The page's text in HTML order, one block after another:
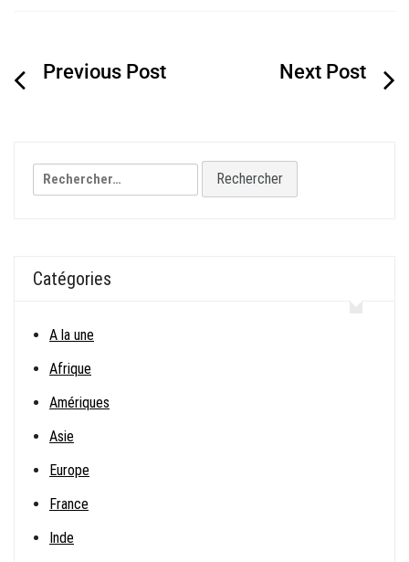
Navigation
Rechercher :
Catégories
A la une
Afrique
Amériques
Asie
Europe
France
Inde